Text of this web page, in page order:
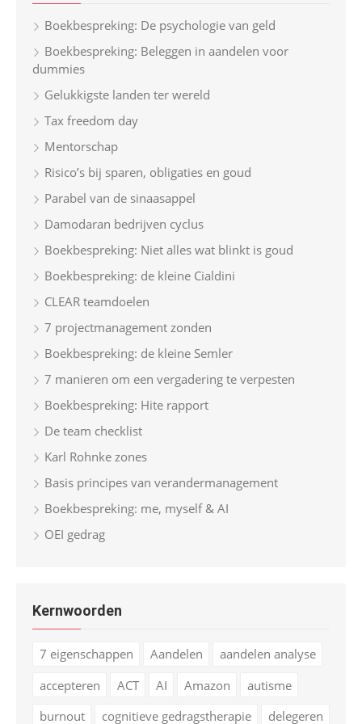
f
o
r
:
Boekbespreking: De psychologie van geld
Boekbespreking: Beleggen in aandelen voor
dummies
Gelukkigste landen ter wereld
Tax freedom day
Mentorschap
Risico’s bij sparen, obligaties en goud
Parabel van de sinaasappel
Damodaran bedrijven cyclus
Boekbespreking: Niet alles wat blinkt is goud
Boekbespreking: de kleine Cialdini
CLEAR teamdoelen
7 projectmanagement zonden
Boekbespreking: de kleine Semler
7 manieren om een vergadering te verpesten
Boekbespreking: Hite rapport
De team checklist
Karl Rohnke zones
Basis principes van verandermanagement
Boekbespreking: me, myself & AI
OEI gedrag
Kernwoorden
7 eigenschappen Aandelen
aandelen analyse
accepteren
ACT AI Amazon
autisme
burnout
cognitieve gedragstherapie delegeren